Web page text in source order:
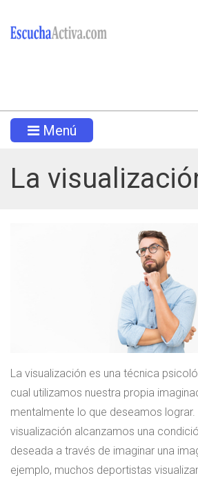
Menú
La
La visualización es una técnica
cual utilizamos nuestra propia
mentalmente lo que deseamos lograr.
visualización alcanzamos una
deseada a través de imaginar una
ejemplo, muchos deportistas